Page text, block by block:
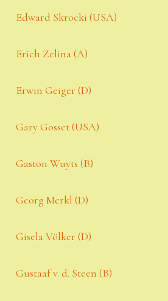
Edward Skrocki (USA)
Erich Zelina (A)
Erwin Geiger (D)
Gary Gosset (USA)
Gaston Wuyts (B)
Georg Merkl (D)
Gisela Völker (D)
Gustaaf v. d. Steen (B)